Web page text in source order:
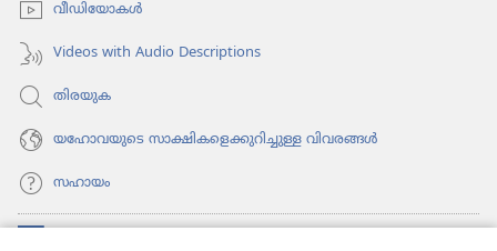
വീഡി​യോ​കൾ
Videos with Audio Descriptions
തിരയുക
യഹോവയുടെ സാക്ഷികളെക്കുറിച്ചുള്ള വിവരങ്ങൾ
സഹായം